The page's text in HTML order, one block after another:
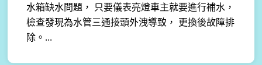
水箱缺水問題， 只要儀表亮燈車主就要進行補水，
檢查發現為水管三通接頭外洩導致， 更換後故障排
除。...